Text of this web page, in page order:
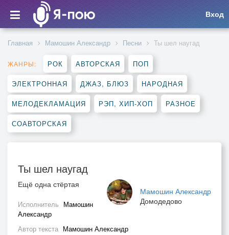
Вход
Главная Мамошин Александр Песни Ты шел наугад
ЖАНРЫ: РОК АВТОРСКАЯ ПОП
ЭЛЕКТРОННАЯ ДЖАЗ, БЛЮЗ НАРОДНАЯ
МЕЛОДЕКЛАМАЦИЯ РЭП, ХИП-ХОП РАЗНОЕ
СОАВТОРСКАЯ
Ты шел наугад
Мамошин Александр
Домодедово
Ещё одна стёртая
Исполнитель Мамошин
Александр
Автор текста Мамошин Александр